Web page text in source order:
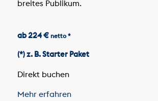
breites Publikum.
ab 224 € netto *
(*) z. B. Starter Paket
Direkt buchen
Mehr erfahren